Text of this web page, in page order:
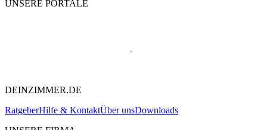
UNSERE PORTALE
DEINZIMMER.DE
RatgeberHilfe & KontaktÜber unsDownloads